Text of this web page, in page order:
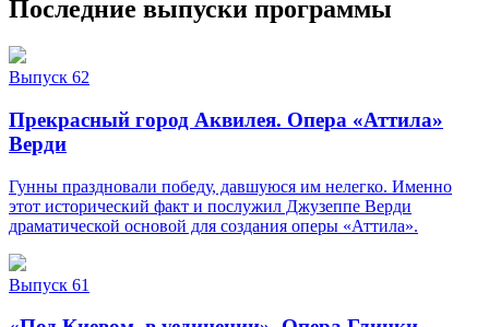
Последние выпуски программы
Выпуск 62
Прекрасный город Аквилея. Опера «Аттила»
Верди
Гунны праздновали победу, давшуюся им нелегко. Именно
этот исторический факт и послужил Джузеппе Верди
драматической основой для создания оперы «Аттила».
Выпуск 61